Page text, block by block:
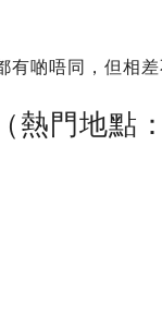
有啲唔同，但相
熱門地點